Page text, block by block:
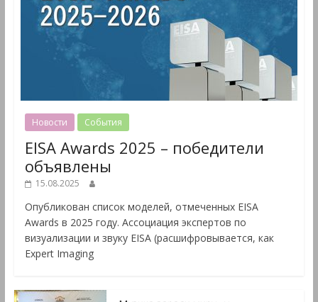
Новости События
EISA Awards 2025 – победители
объявлены
15.08.2025
Опубликован список моделей, отмеченных EISA
Awards в 2025 году. Ассоциация экспертов по
визуализации и звуку EISA (расшифровывается, как
Expert Imaging